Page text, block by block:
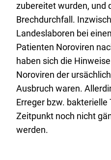
zubereitet wurden, und
Brechdurchfall.
Landeslaboren bei
Patienten Noroviren
haben sich die
Noroviren der
Ausbruch waren.
Erreger bzw.
Zeitpunkt noch nicht
werden.